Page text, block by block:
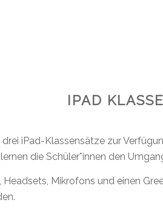
IPAD
iPad-Klassensätze zur
die Schüler*innen den
Mikrofons und einen